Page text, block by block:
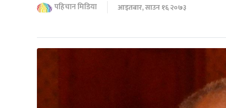
पहिचान मिडिया आइतबार, साउन १६ २०७३